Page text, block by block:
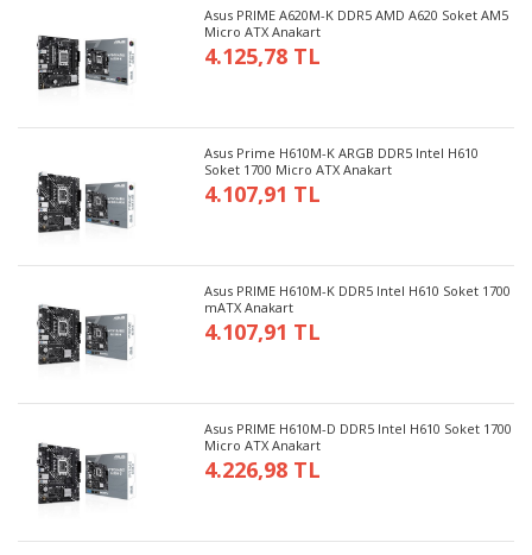
Asus PRIME A620M-K DDR5 AMD A620 Soket AM5
Micro ATX Anakart
4.125,78 TL
Asus Prime H610M-K ARGB DDR5 Intel H610
Soket 1700 Micro ATX Anakart
4.107,91 TL
Asus PRIME H610M-K DDR5 Intel H610 Soket 1700
mATX Anakart
4.107,91 TL
Asus PRIME H610M-D DDR5 Intel H610 Soket 1700
Micro ATX Anakart
4.226,98 TL